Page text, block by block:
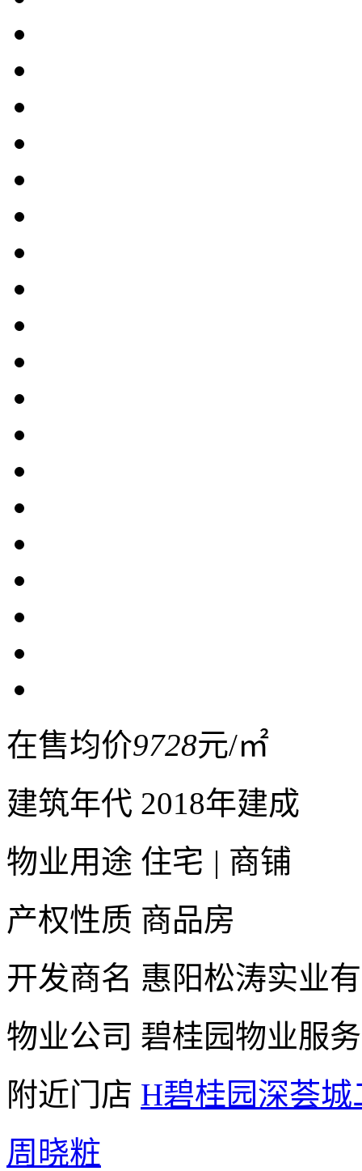
在售均价9728元/㎡
建筑年代 2018年建成
物业用途 住宅 | 商铺
产权性质 商品房
开发商名 惠阳松涛实业
物业公司 碧桂园物业服
附近门店 H碧桂园深荟城
周晓粧